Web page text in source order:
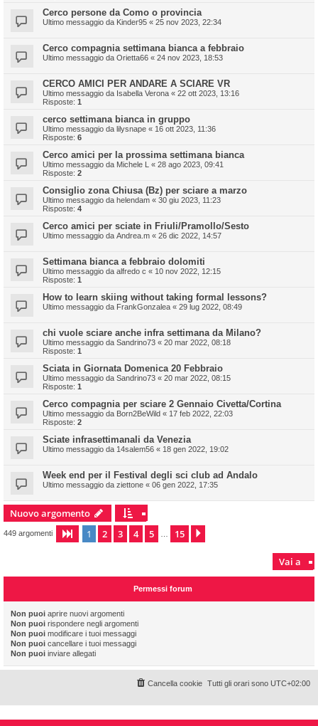
Cerco persone da Como o provincia
Ultimo messaggio da Kinder95 « 25 nov 2023, 22:34
Cerco compagnia settimana bianca a febbraio
Ultimo messaggio da Orietta66 « 24 nov 2023, 18:53
CERCO AMICI PER ANDARE A SCIARE VR
Ultimo messaggio da Isabella Verona « 22 ott 2023, 13:16
Risposte: 1
cerco settimana bianca in gruppo
Ultimo messaggio da lilysnape « 16 ott 2023, 11:36
Risposte: 6
Cerco amici per la prossima settimana bianca
Ultimo messaggio da Michele L « 28 ago 2023, 09:41
Risposte: 2
Consiglio zona Chiusa (Bz) per sciare a marzo
Ultimo messaggio da helendam « 30 giu 2023, 11:23
Risposte: 4
Cerco amici per sciate in Friuli/Pramollo/Sesto
Ultimo messaggio da Andrea.m « 26 dic 2022, 14:57
Settimana bianca a febbraio dolomiti
Ultimo messaggio da alfredo c « 10 nov 2022, 12:15
Risposte: 1
How to learn skiing without taking formal lessons?
Ultimo messaggio da FrankGonzalea « 29 lug 2022, 08:49
chi vuole sciare anche infra settimana da Milano?
Ultimo messaggio da Sandrino73 « 20 mar 2022, 08:18
Risposte: 1
Sciata in Giornata Domenica 20 Febbraio
Ultimo messaggio da Sandrino73 « 20 mar 2022, 08:15
Risposte: 1
Cerco compagnia per sciare 2 Gennaio Civetta/Cortina
Ultimo messaggio da Born2BeWild « 17 feb 2022, 22:03
Risposte: 2
Sciate infrasettimanali da Venezia
Ultimo messaggio da 14salem56 « 18 gen 2022, 19:02
Week end per il Festival degli sci club ad Andalo
Ultimo messaggio da ziettone « 06 gen 2022, 17:35
Nuovo argomento
449 argomenti Pagina di 15
1 2 3 4 5 15
Vai a
Permessi forum
Non puoi aprire nuovi argomenti
Non puoi rispondere negli argomenti
Non puoi modificare i tuoi messaggi
Non puoi cancellare i tuoi messaggi
Non puoi inviare allegati
Tutti gli orari sono UTC+02:00
Cancella cookie